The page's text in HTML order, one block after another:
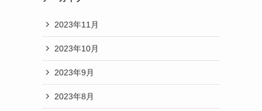
2023年11月
2023年10月
2023年9月
2023年8月